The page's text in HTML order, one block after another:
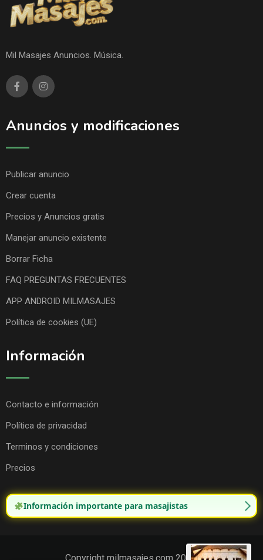
Mil Masajes Anuncios. Música.
Anuncios y modificaciones
Publicar anuncio
Crear cuenta
Precios y Anuncios gratis
Manejar anuncio existente
Borrar Ficha
FAQ PREGUNTAS FRECUENTES
APP ANDROID MILMASAJES
Política de cookies (UE)
Información
Contacto e información
Política de privacidad
Terminos y condiciones
Precios
Información importante para masajistas